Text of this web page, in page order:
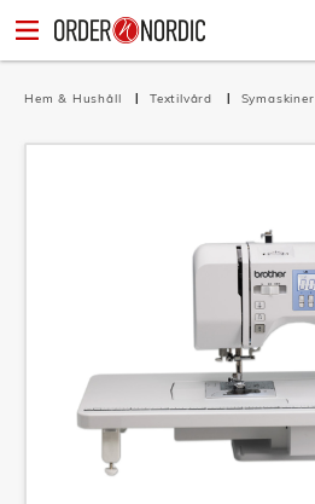
Hem & Hushåll Textilvård Symaskiner